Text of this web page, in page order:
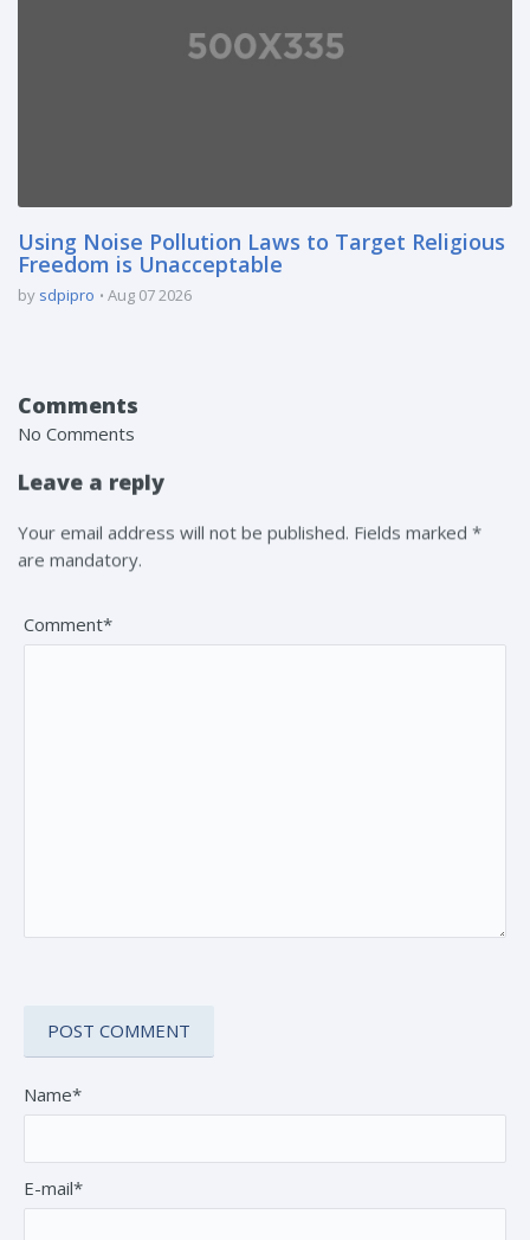
Using Noise Pollution Laws to Target Religious
Freedom is Unacceptable
by sdpipro Aug 07 2026
Comments
No Comments
Leave a reply
Your email address will not be published. Fields marked *
are mandatory.
Comment*
Name*
E-mail*